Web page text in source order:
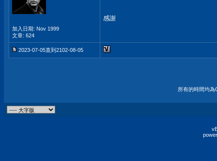
加入日期: Nov 1999
文章: 624
感謝
2023-07-05直到2102-08-05
所有的時間均為